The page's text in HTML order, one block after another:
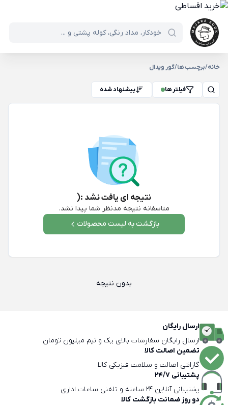
خانه/برچسب ها/گور ویدال
فیلتر ها پیشنهاد شده
نتیجه ای یافت نشد :(
متاسفانه نتیجه مدنظر شما پیدا نشد.
بازگشت به لیست محصولات
بدون نتیجه
ارسال رایگان
ارسال رایگان سفارشات بالای یک و نیم میلیون تومان
تضمین اصالت کالا
گارانتی اصالت و سلامت فیزیکی کالا
پشتیبانی 24/7
پشتیبانی آنلاین 24 ساعته و تلفنی ساعات اداری
دو روز ضمانت بازگشت کالا